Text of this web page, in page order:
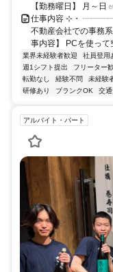
【勤務曜日】 月～日
仕事内容 ⊹・
不動産会社での事務
事内容】 PCを使っ
業界未経験者歓迎 社員登用
週1シフト提出
フリーター
転勤なし
経験不問 未経験
研修あり
ブランクOK 交
アルバイト・パート